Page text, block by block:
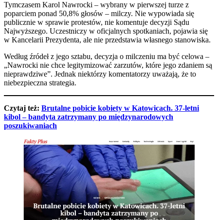
Tymczasem Karol Nawrocki – wybrany w pierwszej turze z
poparciem ponad 50,8% głosów – milczy. Nie wypowiada się
publicznie w sprawie protestów, nie komentuje decyzji Sądu
Najwyższego. Uczestniczy w oficjalnych spotkaniach, pojawia się
w Kancelarii Prezydenta, ale nie przedstawia własnego stanowiska.
Według źródeł z jego sztabu, decyzja o milczeniu ma być celowa –
„Nawrocki nie chce legitymizować zarzutów, które jego zdaniem są
nieprawdziwe”. Jednak niektórzy komentatorzy uważają, że to
niebezpieczna strategia.
Czytaj też: Brutalne pobicie kobiety w Katowicach. 37-letni
kibol – bandyta zatrzymany po międzynarodowych
poszukiwaniach